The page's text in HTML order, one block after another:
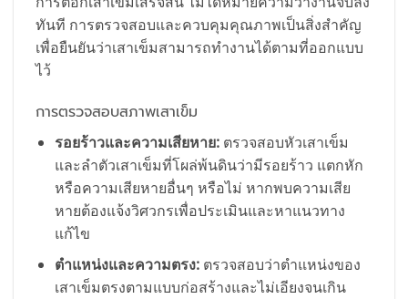
ทันที การตรวจสอบและควบคุมคุณภาพเป็นสิ่งสำคัญ
เพื่อยืนยันว่าเสาเข็มสามารถทำงานได้ตามที่ออกแบบ
ไว้
การตรวจสอบสภาพเสาเข็ม
รอยร้าวและความเสียหาย:ตรวจสอบหัวเสาเข็ม
และลำตัวเสาเข็มที่โผล่พ้นดินว่ามีรอยร้าว แตกหัก
หรือความเสียหายอื่นๆ หรือไม่ หากพบความเสีย
หายต้องแจ้งวิศวกรเพื่อประเมินและหาแนวทาง
แก้ไข
ตำแหน่งและความตรง:ตรวจสอบว่าตำแหน่งของ
เสาเข็มตรงตามแบบก่อสร้างและไม่เอียงจนเกิน